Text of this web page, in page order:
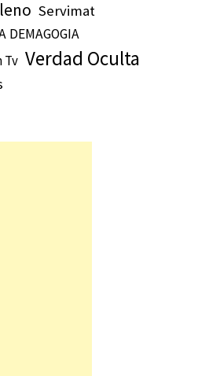
Servimat
DEMAGOGIA
Tv Verdad Oculta